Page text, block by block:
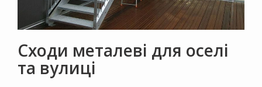
Сходи металеві для оселі
та вулиці